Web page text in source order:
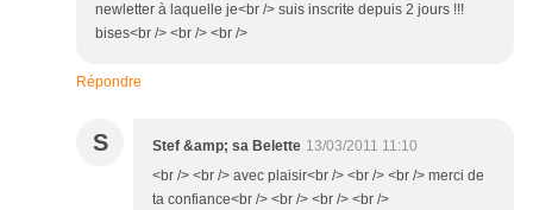
newletter à laquelle je<br /> suis inscrite depuis 2 jours !!!
bises<br /> <br /> <br />
Répondre
S Stef &amp; sa Belette 13/03/2011 11:10
<br /> <br /> avec plaisir<br /> <br /> <br /> merci de
ta confiance<br /> <br /> <br /> <br />